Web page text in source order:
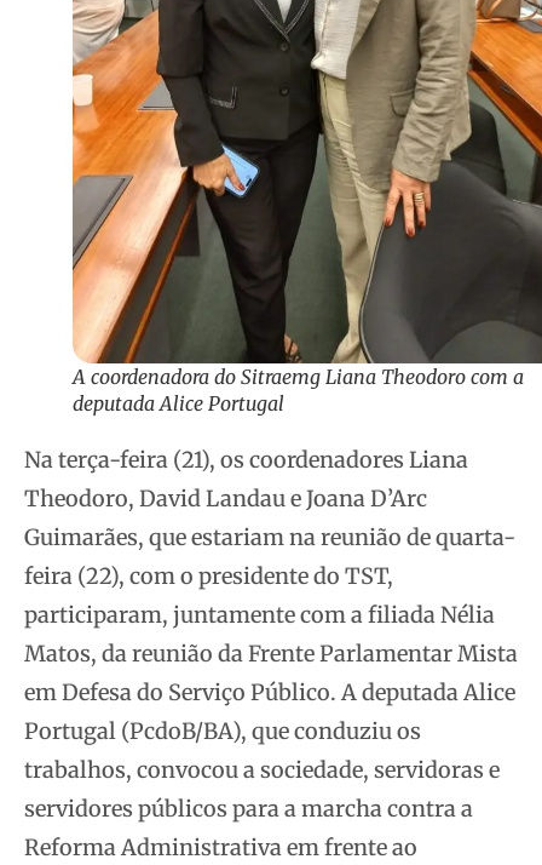
A coordenadora do Sitraemg Liana Theodoro com a
deputada Alice Portugal
Na terça-feira (21), os coordenadores Liana
Theodoro, David Landau e Joana D’Arc
Guimarães, que estariam na reunião de quarta-
feira (22), com o presidente do TST,
participaram, juntamente com a filiada Nélia
Matos, da reunião da Frente Parlamentar Mista
em Defesa do Serviço Público. A deputada Alice
Portugal (PcdoB/BA), que conduziu os
trabalhos, convocou a sociedade, servidoras e
servidores públicos para a marcha contra a
Reforma Administrativa em frente ao